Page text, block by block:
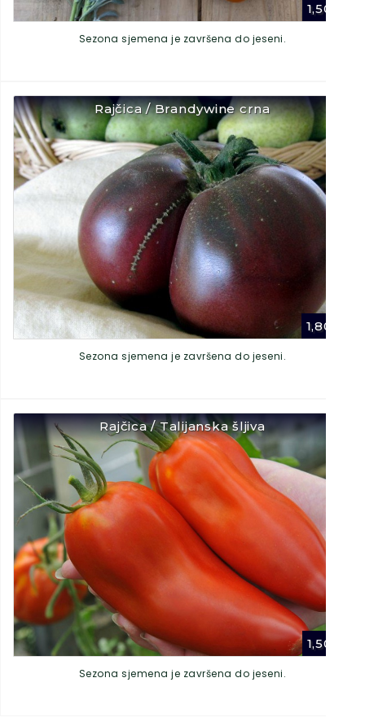
1,50
Sezona sjemena je završena do jeseni.
Rajčica / Brandywine crna
1,80
Sezona sjemena je završena do jeseni.
Rajčica / Talijanska šljiva
1,50
Sezona sjemena je završena do jeseni.